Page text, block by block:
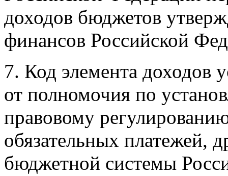
доходов бюджетов
финансов Российской
7. Код элемента доходов
от полномочия по
правовому
обязательных платежей,
бюджетной системы